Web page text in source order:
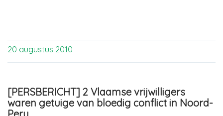
20 augustus 2010
[PERSBERICHT] 2 Vlaamse vrijwilligers
waren getuige van bloedig conflict in Noord-